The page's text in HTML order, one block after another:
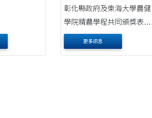
彰化縣政府及東海大學農健
學院精農學程共同頒獎表揚
彰化縣各鄉鎮市農會辦理113
年質譜快檢送檢數量成績優
更多訊息